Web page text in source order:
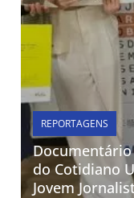
REPORTAGENS
do Cotidiano
Jovem